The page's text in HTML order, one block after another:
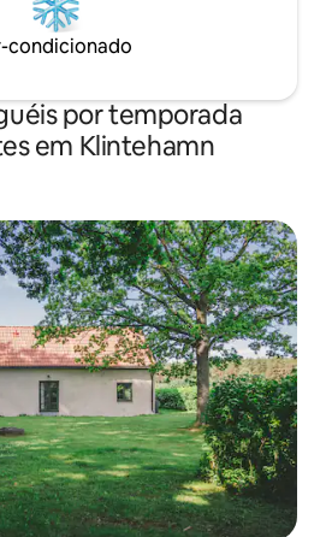
condicionado
por temporada
em Klintehamn